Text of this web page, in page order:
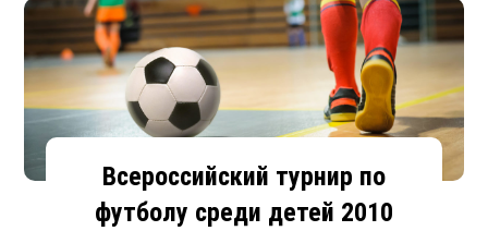
Всероссийский турнир по
футболу среди детей 2010